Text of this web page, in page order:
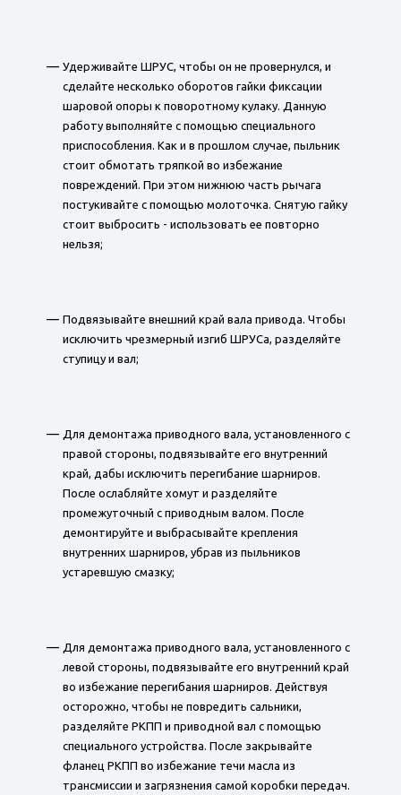
Удерживайте ШРУС, чтобы он не провернулся, и
сделайте несколько оборотов гайки фиксации
шаровой опоры к поворотному кулаку. Данную
работу выполняйте с помощью специального
приспособления. Как и в прошлом случае, пыльник
стоит обмотать тряпкой во избежание
повреждений. При этом нижнюю часть рычага
постукивайте с помощью молоточка. Снятую гайку
стоит выбросить - использовать ее повторно
нельзя;
Подвязывайте внешний край вала привода. Чтобы
исключить чрезмерный изгиб ШРУСа, разделяйте
ступицу и вал;
Для демонтажа приводного вала, установленного с
правой стороны, подвязывайте его внутренний
край, дабы исключить перегибание шарниров.
После ослабляйте хомут и разделяйте
промежуточный с приводным валом. После
демонтируйте и выбрасывайте крепления
внутренних шарниров, убрав из пыльников
устаревшую смазку;
Для демонтажа приводного вала, установленного с
левой стороны, подвязывайте его внутренний край
во избежание перегибания шарниров. Действуя
осторожно, чтобы не повредить сальники,
разделяйте РКПП и приводной вал с помощью
специального устройства. После закрывайте
фланец РКПП во избежание течи масла из
трансмиссии и загрязнения самой коробки передач.